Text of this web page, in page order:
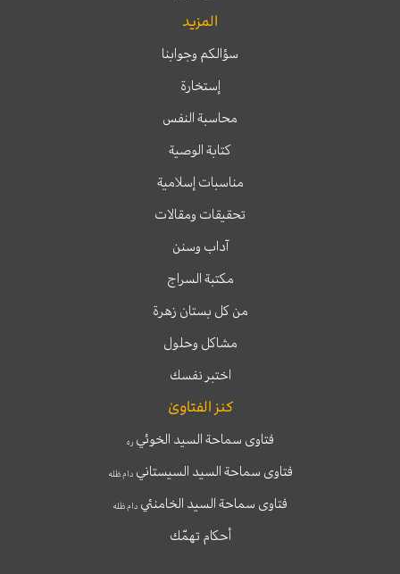
المزيد
سؤالكم وجوابنا
إستخارة
محاسبة النفس
كتابة الوصية
مناسبات إسلامية
تحقيقات ومقالات
آداب وسنن
مكتبة السراج
من كل بستان زهرة
مشاكل وحلول
اختبر نفسك
كنز الفتاوىٰ
فتاوى سماحة السيد الخوئيره
فتاوى سماحة السيد السيستانيدام ظله
فتاوى سماحة السيد الخامنئي دام ظله
أحكام تهمّك